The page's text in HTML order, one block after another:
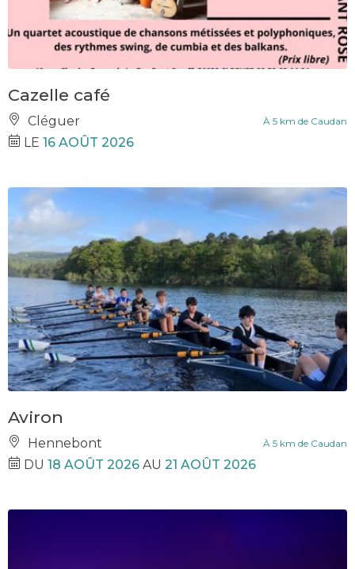
Cazelle café
Cléguer À 5 km de Caudan
LE 16 AOÛT 2026
Aviron
Hennebont À 5 km de Caudan
DU 18 AOÛT 2026 AU 21 AOÛT 2026